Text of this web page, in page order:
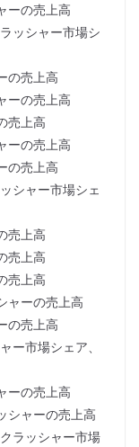
ーの売上高
ッシャー市場シ
の売上高
ーの売上高
売上高
ーの売上高
の売上高
シャー市場シェ
売上高
売上高
売上高
ャーの売上高
の売上高
ー市場シェア、
ーの売上高
シャーの売上高
ラッシャー市場